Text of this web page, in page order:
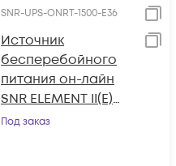
SNR-UPS-ONRT-1500-E36
Источник
бесперебойного
питания он-лайн
SNR ELEMENT II(E)
1500ВА/1350Вт, 1ф:1ф
Под заказ